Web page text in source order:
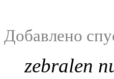
Добавлено
zebralen